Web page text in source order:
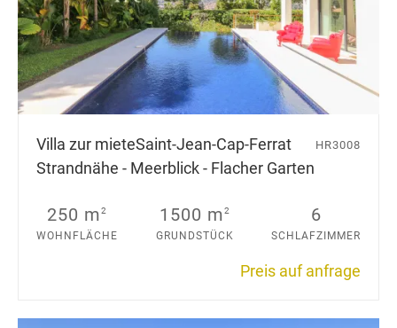
Villa zur mieteSaint-Jean-Cap-Ferrat
Strandnähe - Meerblick - Flacher Garten
HR3008
250 m2
WOHNFLÄCHE
1500 m2
GRUNDSTÜCK
6
SCHLAFZIMMER
Preis auf anfrage